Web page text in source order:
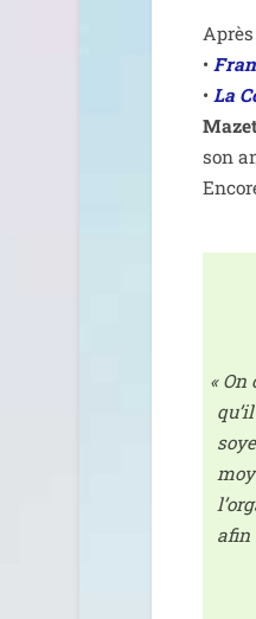
•
•La
son
«On
afin